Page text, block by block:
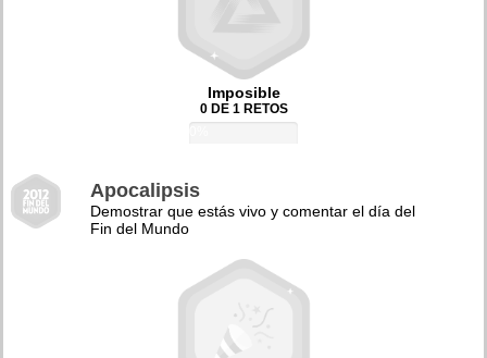
Imposible
0 DE 1 RETOS
Apocalipsis
Demostrar que estás vivo y comentar el día del
Fin del Mundo